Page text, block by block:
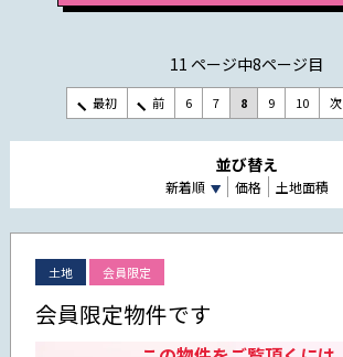
11 ページ中8ページ目
最初 前 6 7 8 9 10 次
並び替え
新着順 価格 土地面積
土地 会員限定
会員限定物件です